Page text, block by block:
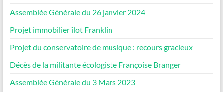
Assemblée Générale du 26 janvier 2024
Projet immobilier îlot Franklin
Projet du conservatoire de musique : recours gracieux
Décès de la militante écologiste Françoise Branger
Assemblée Générale du 3 Mars 2023